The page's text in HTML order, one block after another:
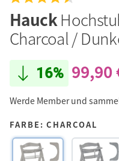
Hauck
Charcoal /
16% 99,90
Werde Member und
FARBE: CHARCOAL